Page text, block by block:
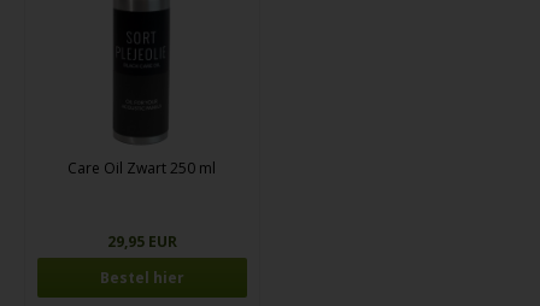
Care Oil Zwart 250 ml
29,95 EUR
Bestel hier